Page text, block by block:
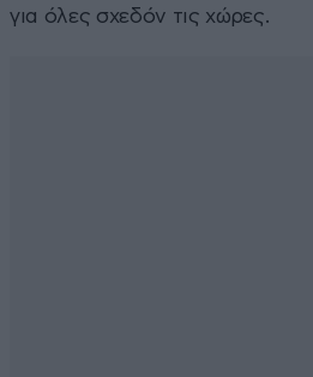
για όλες σχεδόν τις χώρες.